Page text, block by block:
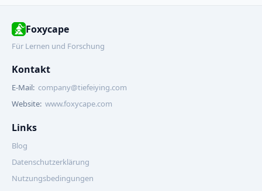
Foxycape
Für Lernen und Forschung
Kontakt
E-Mail: company@tiefeiying.com
Website: www.foxycape.com
Links
Blog
Datenschutzerklärung
Nutzungsbedingungen